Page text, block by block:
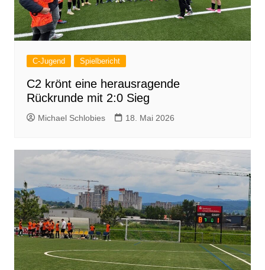
C-Jugend Spielbericht
C2 krönt eine herausragende
Rückrunde mit 2:0 Sieg
Michael Schlobies 18. Mai 2026